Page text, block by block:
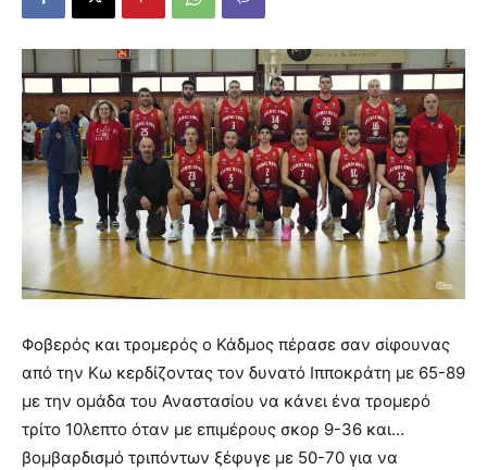
Φοβερός και τρομερός ο Κάδμος πέρασε σαν σίφουνας
από την Κω κερδίζοντας τον δυνατό Ιπποκράτη με 65-89
με την ομάδα του Αναστασίου να κάνει ένα τρομερό
τρίτο 10λεπτο όταν με επιμέρους σκορ 9-36 και…
βομβαρδισμό τριπόντων ξέφυγε με 50-70 για να